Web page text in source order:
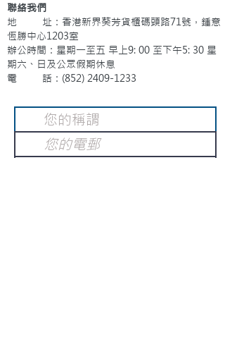
聯絡我們
地 址：香港新界葵芳貨櫃碼頭路71號，鍾意
恆勝中心1203室
辦公時間：星期一至五 早上9: 00 至下午5: 30 星
期六、日及公眾假期休息
電 話：(852) 2409-1233